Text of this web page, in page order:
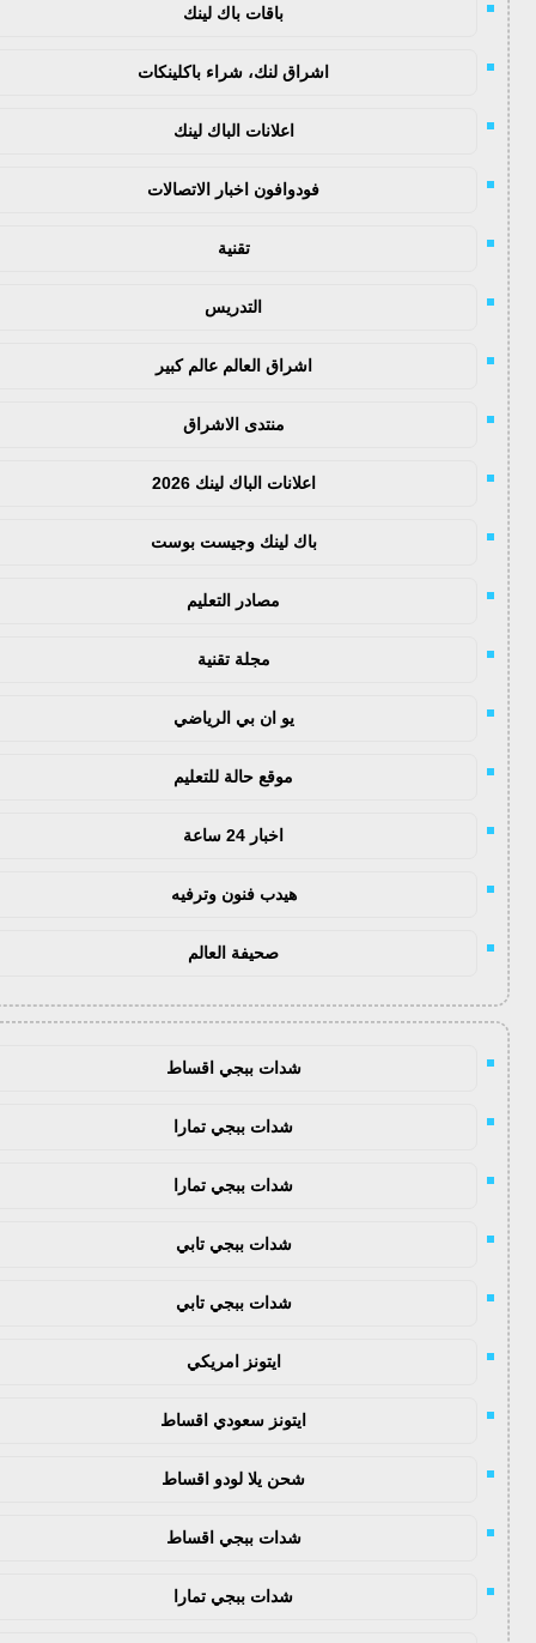
باقات باك لينك
اشراق لنك، شراء باكلينكات
اعلانات الباك لينك
فودوافون اخبار الاتصالات
تقنية
التدريس
اشراق العالم عالم كبير
منتدى الاشراق
اعلانات الباك لينك 2026
باك لينك وجيست بوست
مصادر التعليم
مجلة تقنية
يو ان بي الرياضي
موقع حالة للتعليم
اخبار 24 ساعة
هيدب فنون وترفيه
صحيفة العالم
شدات ببجي اقساط
شدات ببجي تمارا
شدات ببجي تمارا
شدات ببجي تابي
شدات ببجي تابي
ايتونز امريكي
ايتونز سعودي اقساط
شحن يلا لودو اقساط
شدات ببجي اقساط
شدات ببجي تمارا